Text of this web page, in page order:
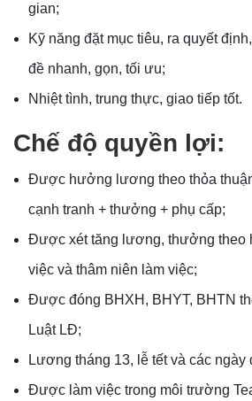
gian;
Kỹ năng đặt mục tiêu, ra quyết
đề nhanh, gọn, tối ưu;
Nhiệt tình, trung thực, giao tiếp tốt.
Chế độ
Được hưởng lương theo thỏa
cạnh tranh + thưởng + phụ cấp;
Được xét tăng lương, thưởng theo
việc và thâm niên làm việc;
Được đóng BHXH, BHYT, BHTN
Luật LĐ;
Lương tháng 13, lễ tết và các ngày
Được làm việc trong môi trường